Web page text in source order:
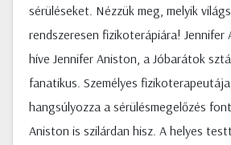
sérüléseket. Nézzük meg, melyik
rendszeresen fizikoterápiára! Jennifer
híve Jennifer Aniston, a Jóbarátok
fanatikus. Személyes
hangsúlyozza a sérülésmegelőzés
Aniston is szilárdan hisz. A helyes